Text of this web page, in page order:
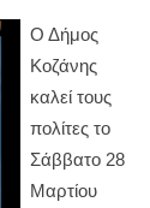
Ο Δήμος
Κοζάνης
καλεί τους
πολίτες το
Σάββατο 28
Μαρτίου